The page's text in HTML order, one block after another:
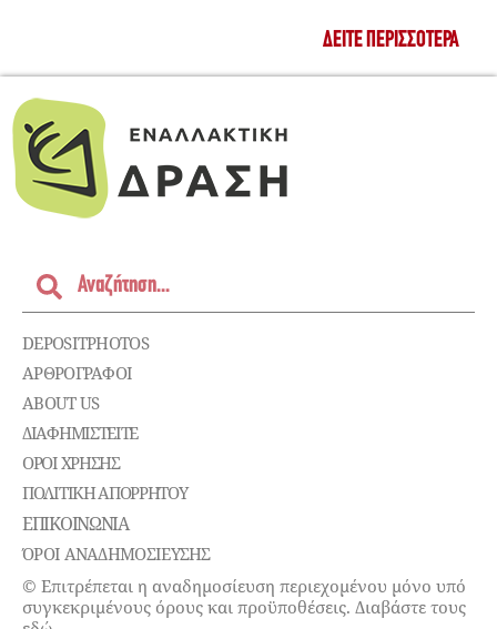
ΔΕΊΤΕ ΠΕΡΙΣΣΌΤΕΡΑ
DEPOSITPHOTOS
ΑΡΘΡΟΓΡΑΦΟΙ
ABOUT US
ΔΙΑΦΗΜΙΣΤΕΊΤΕ
ΌΡΟΙ ΧΡΉΣΗΣ
ΠΟΛΙΤΙΚΉ ΑΠΟΡΡΉΤΟΥ
ΕΠΙΚΟΙΝΩΝΊΑ
ΌΡΟΙ ΑΝΑΔΗΜΟΣΙΕΥΣΗΣ
© Επιτρέπεται η αναδημοσίευση περιεχομένου μόνο υπό
συγκεκριμένους όρους και προϋποθέσεις. Διαβάστε τους